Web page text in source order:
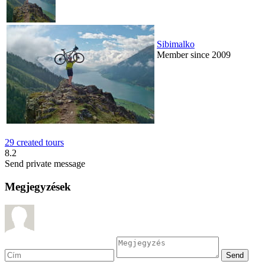
Sibimalko
Member since 2009
29 created tours
8.2
Send private message
Megjegyzések